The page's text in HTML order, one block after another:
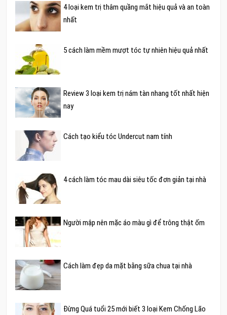
4 loại kem trị thâm quầng mắt hiệu quả và an toàn
nhất
5 cách làm mềm mượt tóc tự nhiên hiệu quả nhất
Review 3 loại kem trị nám tàn nhang tốt nhất hiện
nay
Cách tạo kiểu tóc Undercut nam tính
4 cách làm tóc mau dài siêu tốc đơn giản tại nhà
Người mập nên mặc áo màu gì để trông thật ốm
Cách làm đẹp da mặt bằng sữa chua tại nhà
Đừng Quá tuổi 25 mới biết 3 loại Kem Chống Lão